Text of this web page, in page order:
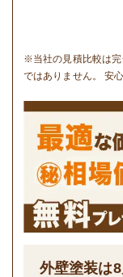
※当社の見積比較は
ではありません。 安
外壁塗装は8